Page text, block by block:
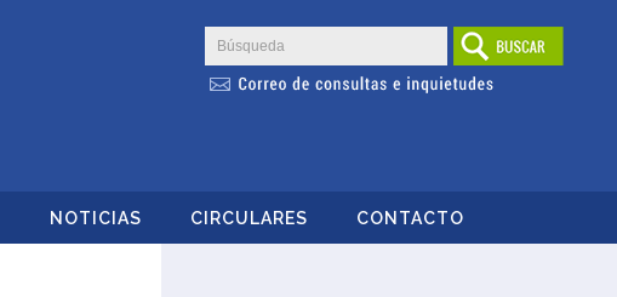
NOTICIAS CIRCULARES CONTACTO